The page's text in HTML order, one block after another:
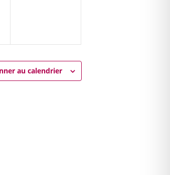
au calendrier